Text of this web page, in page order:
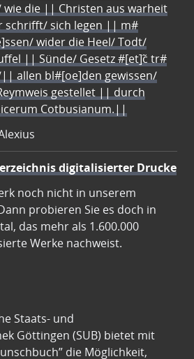
wie die || Christen aus warheit
schrifft/ sich legen || m#
wider die Heel/ Todt/
|| Sünde/ Gesetz #[et]c̃ tr#
allen bl#[oe]den gewissen/
gestellet || durch
Cotbusianum.||
digitalisierter Drucke
noch nicht in unserem
probieren Sie es doch in
das mehr als 1.600.000
Werke nachweist.
Staats- und
Göttingen (SUB) bietet mit
die Möglichkeit,